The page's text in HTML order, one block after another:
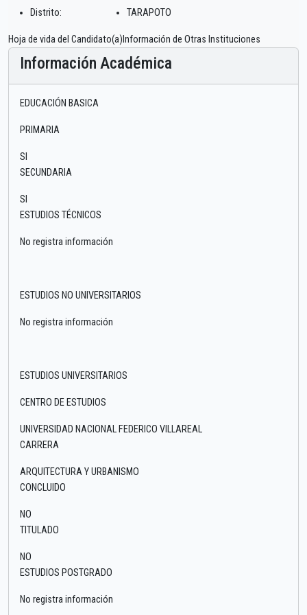
Distrito:
TARAPOTO
Hoja de vida del Candidato(a)Información de Otras Instituciones
Información Académica
EDUCACIÓN BASICA
PRIMARIA
SI
SECUNDARIA
SI
ESTUDIOS TÉCNICOS
No registra información
ESTUDIOS NO UNIVERSITARIOS
No registra información
ESTUDIOS UNIVERSITARIOS
CENTRO DE ESTUDIOS
UNIVERSIDAD NACIONAL FEDERICO VILLAREAL
CARRERA
ARQUITECTURA Y URBANISMO
CONCLUIDO
NO
TITULADO
NO
ESTUDIOS POSTGRADO
No registra información